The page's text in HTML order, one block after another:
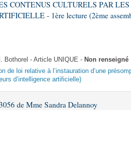
CONTENUS CULTURELS PAR LES
- 1ère lecture (2ème
Bothorel - Article UNIQUE - Non renseigné
de loi relative à l’instauration d’une
d’intelligence artificielle)
de Mme Sandra Delannoy